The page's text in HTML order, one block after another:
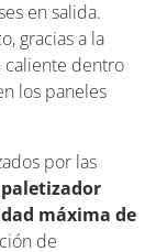
en salida.
gracias a la
caliente dentro
los paneles
por las
máxima de
de